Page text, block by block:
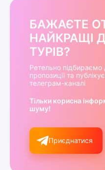
БАЖАЄТЕ
НАЙКРАЩІ
ТУРІВ?
Ретельно підбираємо
пропозиції та
телеграм-каналі
Тільки корисна
шуму!
Приєднатися